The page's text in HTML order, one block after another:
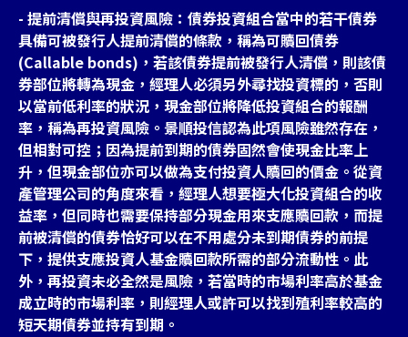
- 提前清償與再投資風險：債券投資組合當中的若干債券
具備可被發行人提前清償的條款，稱為可贖回債券
(Callable bonds)，若該債券提前被發行人清償，則該債
券部位將轉為現金，經理人必須另外尋找投資標的，否則
以當前低利率的狀況，現金部位將降低投資組合的報酬
率，稱為再投資風險。景順投信認為此項風險雖然存在，
但相對可控；因為提前到期的債券固然會使現金比率上
升，但現金部位亦可以做為支付投資人贖回的價金。從資
產管理公司的角度來看，經理人想要極大化投資組合的收
益率，但同時也需要保持部分現金用來支應贖回款，而提
前被清償的債券恰好可以在不用處分未到期債券的前提
下，提供支應投資人基金贖回款所需的部分流動性。此
外，再投資未必全然是風險，若當時的市場利率高於基金
成立時的市場利率，則經理人或許可以找到殖利率較高的
短天期債券並持有到期。